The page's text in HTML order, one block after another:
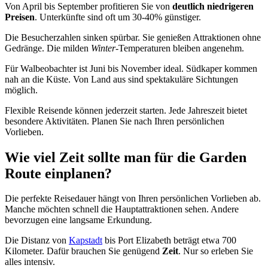
Von April bis September profitieren Sie von deutlich niedrigeren
Preisen. Unterkünfte sind oft um 30-40% günstiger.
Die Besucherzahlen sinken spürbar. Sie genießen Attraktionen ohne
Gedränge. Die milden Winter-Temperaturen bleiben angenehm.
Für Walbeobachter ist Juni bis November ideal. Südkaper kommen
nah an die Küste. Von Land aus sind spektakuläre Sichtungen
möglich.
Flexible Reisende können jederzeit starten. Jede Jahreszeit bietet
besondere Aktivitäten. Planen Sie nach Ihren persönlichen
Vorlieben.
Wie viel Zeit sollte man für die Garden
Route einplanen?
Die perfekte Reisedauer hängt von Ihren persönlichen Vorlieben ab.
Manche möchten schnell die Hauptattraktionen sehen. Andere
bevorzugen eine langsame Erkundung.
Die Distanz von Kapstadtbis Port Elizabeth beträgt etwa 700
Kilometer. Dafür brauchen Sie genügend Zeit. Nur so erleben Sie
alles intensiv.